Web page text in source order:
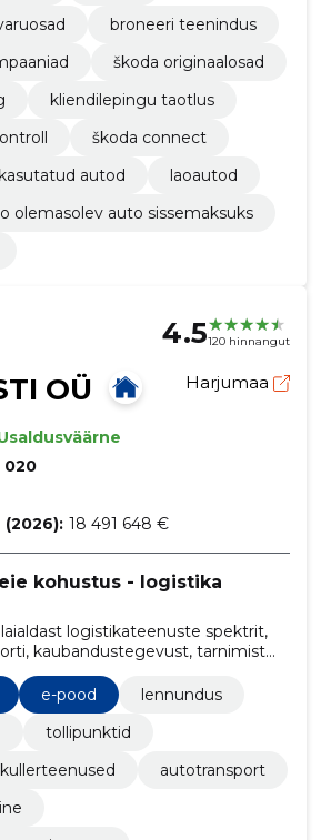
broneeri teenindus
škoda originaalosad
kliendilepingu taotlus
škoda connect
kasutatud autod
laoautod
olemasolev auto sissemaksuks
4.5120 hinnangut
OÜ Harjumaa
020
18 491 648 €
kohustus - logistika
logistikateenuste spektrit,
kaubandustegevust, tarnimist
koordineerimist, et tagada sujuv
sammul.
e-pood
lennundus
tollipunktid
autotransport